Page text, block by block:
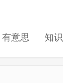
有意思 知识